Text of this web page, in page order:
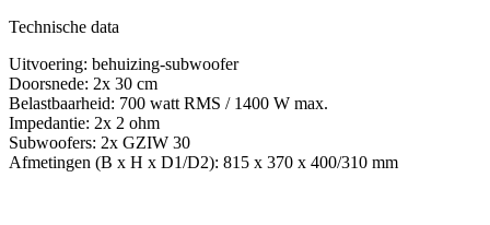
Technische data
Uitvoering: behuizing-subwoofer
Doorsnede: 2x 30 cm
Belastbaarheid: 700 watt RMS / 1400 W max.
Impedantie: 2x 2 ohm
Subwoofers: 2x GZIW 30
Afmetingen (B x H x D1/D2): 815 x 370 x 400/310 mm